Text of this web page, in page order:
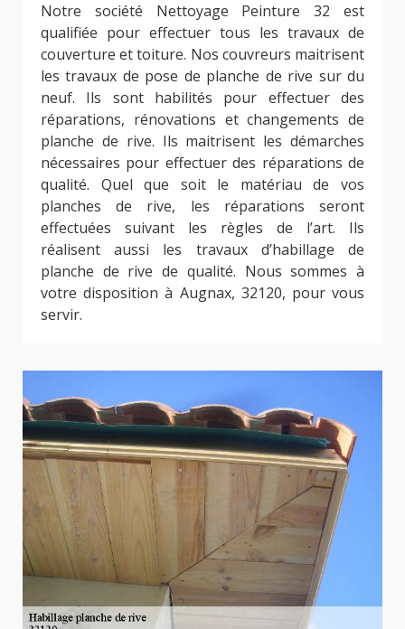
Notre société Nettoyage Peinture 32 est
qualifiée pour effectuer tous les travaux de
couverture et toiture. Nos couvreurs maitrisent
les travaux de pose de planche de rive sur du
neuf. Ils sont habilités pour effectuer des
réparations, rénovations et changements de
planche de rive. Ils maitrisent les démarches
nécessaires pour effectuer des réparations de
qualité. Quel que soit le matériau de vos
planches de rive, les réparations seront
effectuées suivant les règles de l’art. Ils
réalisent aussi les travaux d’habillage de
planche de rive de qualité. Nous sommes à
votre disposition à Augnax, 32120, pour vous
servir.